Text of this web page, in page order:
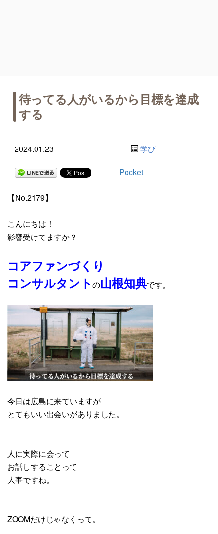
待ってる人がいるから目標を達成
する
2024.01.23 学び
Pocket
【No.2179】
こんにちは！
影響受けてますか？
コアファンづくり
コンサルタント の山根知典です。
今日は広島に来ていますが
とてもいい出会いがありました。
人に実際に会って
お話しすることって
大事ですね。
ZOOMだけじゃなくって。